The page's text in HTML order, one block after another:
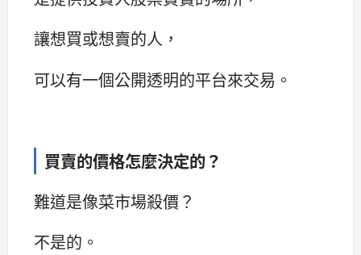
讓想買或想賣的人，
可以有一個公開透明的平台來交易。
買賣的價格怎麼決定的？
難道是像菜市場殺價？
不是的。